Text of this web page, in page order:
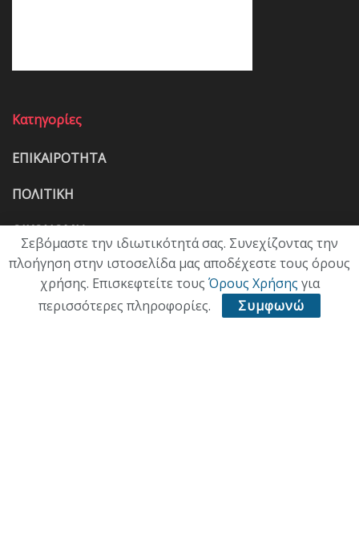
Κατηγορίες
ΕΠΙΚΑΙΡΟΤΗΤΑ
ΠΟΛΙΤΙΚΗ
ΟΙΚΟΝΟΜΙΑ
ΠΟΛΙΤΙΣΜΟΣ
ΥΓΕΙΑ
Σεβόμαστε την ιδιωτικότητά σας. Συνεχίζοντας την
πλοήγηση στην ιστοσελίδα μας αποδέχεστε τους όρους
χρήσης. Επισκεφτείτε τους Όρους Χρήσης για
περισσότερες πληροφορίες.
Συμφωνώ